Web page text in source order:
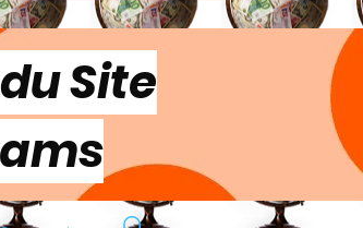
Site